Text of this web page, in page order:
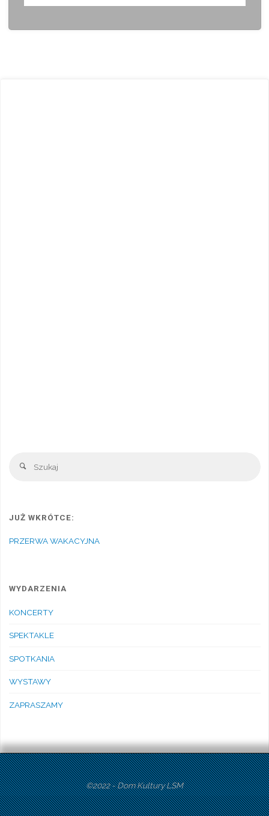
Szukaj
JUŻ WKRÓTCE:
PRZERWA WAKACYJNA
WYDARZENIA
KONCERTY
SPEKTAKLE
SPOTKANIA
WYSTAWY
ZAPRASZAMY
©2022 - Dom Kultury LSM